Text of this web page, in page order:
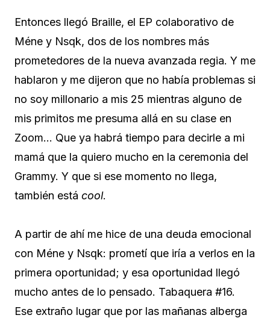
Entonces llegó Braille, el EP colaborativo de
Méne y Nsqk, dos de los nombres más
prometedores de la nueva avanzada regia. Y me
hablaron y me dijeron que no había problemas si
no soy millonario a mis 25 mientras alguno de
mis primitos me presuma allá en su clase en
Zoom… Que ya habrá tiempo para decirle a mi
mamá que la quiero mucho en la ceremonia del
Grammy. Y que si ese momento no llega,
también está cool.
A partir de ahí me hice de una deuda emocional
con Méne y Nsqk: prometí que iría a verlos en la
primera oportunidad; y esa oportunidad llegó
mucho antes de lo pensado. Tabaquera #16.
Ese extraño lugar que por las mañanas alberga